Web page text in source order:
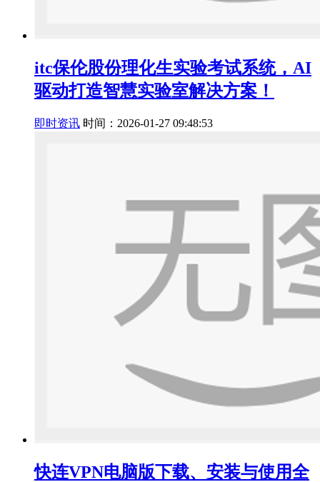
itc保伦股份理化生实验考试系统，AI
驱动打造智慧实验室解决方案！
即时资讯 时间：2026-01-27 09:48:53
快连VPN电脑版下载、安装与使用全